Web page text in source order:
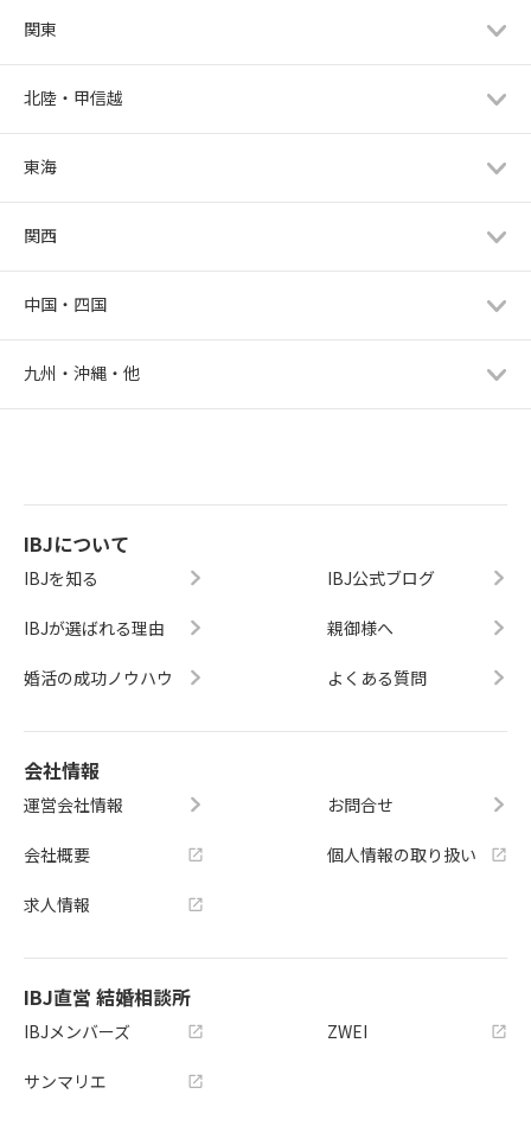
関東
北陸・甲信越
東海
関西
中国・四国
九州・沖縄・他
IBJについて
IBJを知る
IBJが選ばれる理由
婚活の成功ノウハウ
IBJ公式ブログ
親御様へ
よくある質問
会社情報
運営会社情報
会社概要
求人情報
お問合せ
個人情報の取り扱い
IBJ直営 結婚相談所
IBJメンバーズ
サンマリエ
ZWEI